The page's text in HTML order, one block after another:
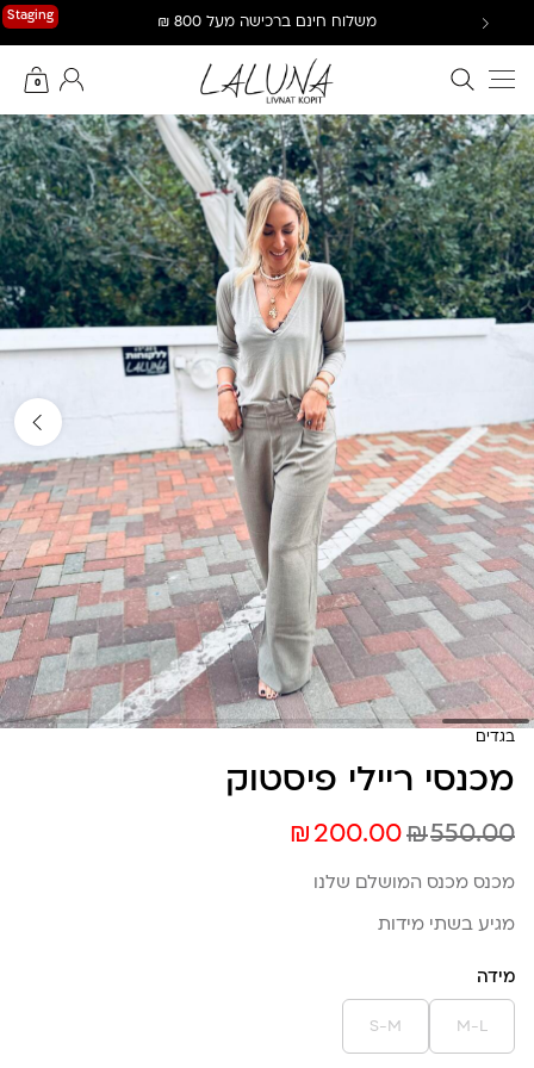
Staging משלוח חינם ברכישה מעל 800 ₪
חיפוש באתר
0
החשבון שלי
בגדים
מכנסי ריילי פיסטוק
₪ 200.00₪550.00
מכנס מכנס המושלם שלנו
מגיע בשתי מידות
מידה
M-L
S-M